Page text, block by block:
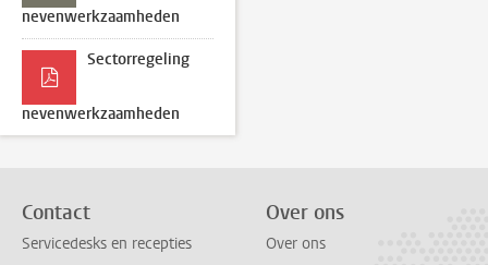
nevenwerkzaamheden
Sectorregeling
nevenwerkzaamheden
Contact
Servicedesks en recepties
Over ons
Over ons